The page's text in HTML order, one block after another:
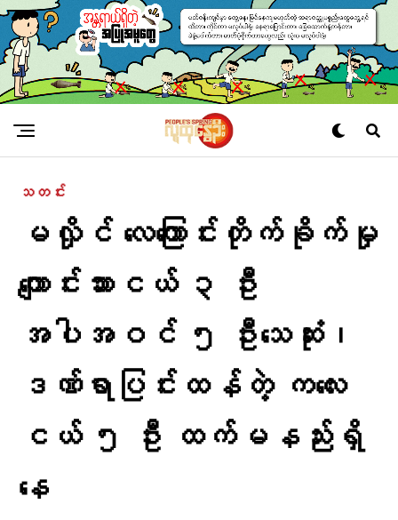
သတင်း
မလှိုင် လေကြောင်းတိုက်ခိုက်မှု
ကျောင်းသားငယ် ၃ ဦး
အပါအဝင် ၅ ဦးသေဆုံး၊
ဒဏ်ရာပြင်းထန်တဲ့ ကလေး
ငယ် ၅ ဦး ထက်မနည်းရှိ​​
နေ